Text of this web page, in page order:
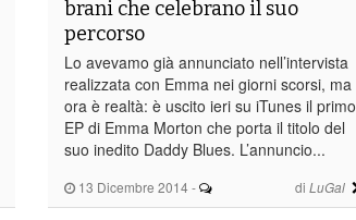
13 Dicembre 2014 - di LuGal
brani che celebrano il suo
percorso
Lo avevamo già annunciato nell’intervista
realizzata con Emma nei giorni scorsi, ma
ora è realtà: è uscito ieri su iTunes il primo
EP di Emma Morton che porta il titolo del
suo inedito Daddy Blues. L’annuncio...